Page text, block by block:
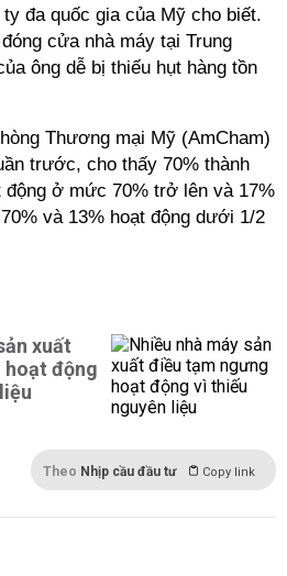
đa quốc gia của Mỹ cho biết.
cửa nhà máy tại Trung
ông dễ bị thiếu hụt hàng tồn
Thương mại Mỹ (AmCham)
trước, cho thấy 70% thành
động ở mức 70% trở lên và 17%
và 13% hoạt động dưới 1/2
xuất
động
Theo Nhịp cầu đầu tư Copy link